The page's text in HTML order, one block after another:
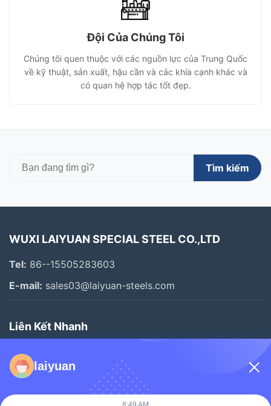
Đội Của Chúng Tôi
Chúng tôi quen thuộc với các nguồn lực của Trung Quốc
về kỹ thuật, sản xuất, hậu cần và các khía cạnh khác và
có quan hệ hợp tác tốt đẹp.
Tìm kiếm
WUXI LAIYUAN SPECIAL STEEL CO.,LTD
Tel: 86--15505283603
E-mail: sales03@laiyuan-steels.com
Liên Kết Nhanh
Nhà
Sản Phẩm
Video
laiyuan